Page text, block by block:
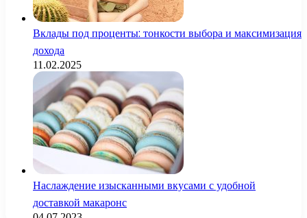
Вклады под проценты: тонкости выбора и максимизация
дохода
11.02.2025
Наслаждение изысканными вкусами с удобной
доставкой макаронс